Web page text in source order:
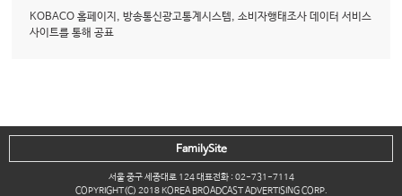
KOBACO 홈페이지, 방송통신광고통계시스템, 소비자행태조사 데이터 서비스
사이트를 통해 공표
서울 중구 세종대로 124 대표전화 : 02-731-7114
COPYRIGHT(C) 2018 KOREA BROADCAST ADVERTISING CORP.
FamilySite